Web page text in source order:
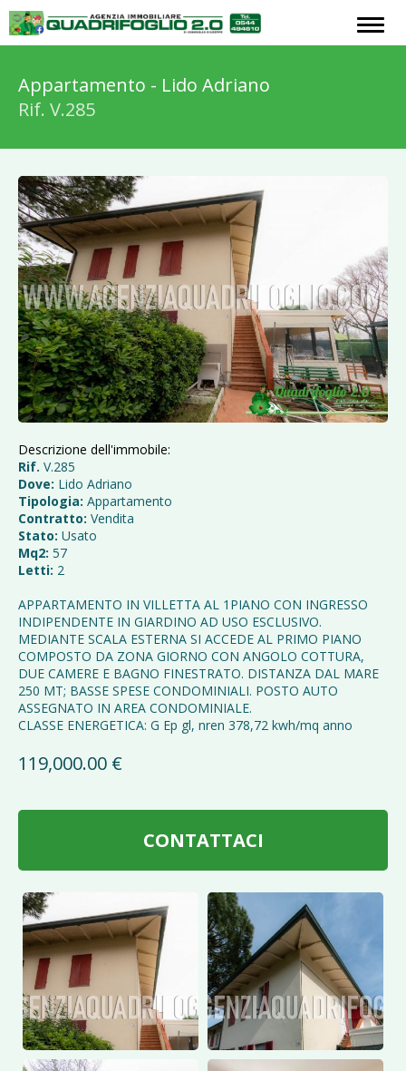
Appartamento - Lido Adriano
Rif. V.285
Descrizione dell'immobile:
Rif. V.285
Dove: Lido Adriano
Tipologia: Appartamento
Contratto: Vendita
Stato: Usato
Mq2: 57
Letti: 2
APPARTAMENTO IN VILLETTA AL 1PIANO CON INGRESSO
INDIPENDENTE IN GIARDINO AD USO ESCLUSIVO.
MEDIANTE SCALA ESTERNA SI ACCEDE AL PRIMO PIANO
COMPOSTO DA ZONA GIORNO CON ANGOLO COTTURA,
DUE CAMERE E BAGNO FINESTRATO. DISTANZA DAL MARE
250 MT; BASSE SPESE CONDOMINIALI. POSTO AUTO
ASSEGNATO IN AREA CONDOMINIALE.
CLASSE ENERGETICA: G Ep gl, nren 378,72 kwh/mq anno
119,000.00 €
CONTATTACI